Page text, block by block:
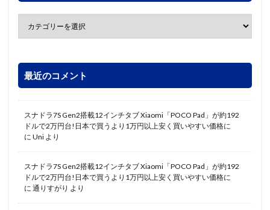
最近のコメント
スナドラ7S Gen2搭載12インチタブ Xiaomi「POCO Pad」が約192
ドルで2万円台!日本で買うより1万円以上安く買いやすい価格に
に Uni より
スナドラ7S Gen2搭載12インチタブ Xiaomi「POCO Pad」が約192
ドルで2万円台!日本で買うより1万円以上安く買いやすい価格に
に 通りすがり より